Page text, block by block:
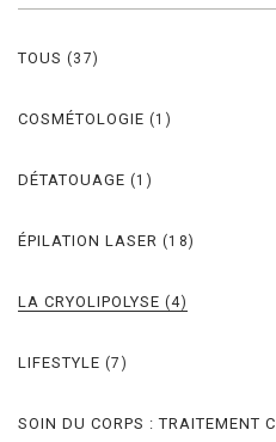
TOUS (37)
COSMÉTOLOGIE (1)
DÉTATOUAGE (1)
ÉPILATION LASER (18)
LA CRYOLIPOLYSE (4)
LIFESTYLE (7)
SOIN DU CORPS : TRAITEMENT